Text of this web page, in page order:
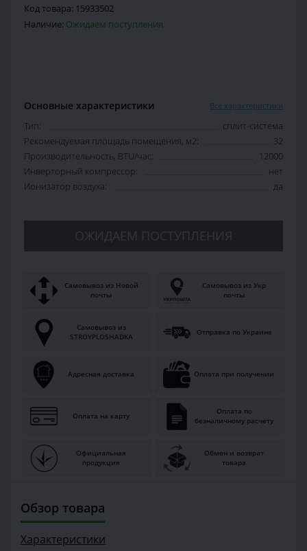
Код товара: 15933502
Наличие: Ожидаем поступления
Основные характеристики Все характеристики
Тип:
сплит-система
Рекомендуемая площадь помещения, м2:
32
Производительность, BTU/час:
12000
Инверторный компрессор:
нет
Ионизатор воздуха:
да
ОЖИДАЕМ ПОСТУПЛЕНИЯ
Самовывоз из Новой
почты
Самовывоз из Укр
почты
Самовывоз из
STROYPLOSHADKA
Отправка по Украине
Адресная доставка Оплата при получении
Оплата на карту
Оплата по
безналичному расчету
Официальная
продукция
Обмен и возврат
товара
Обзор товара
Характеристики